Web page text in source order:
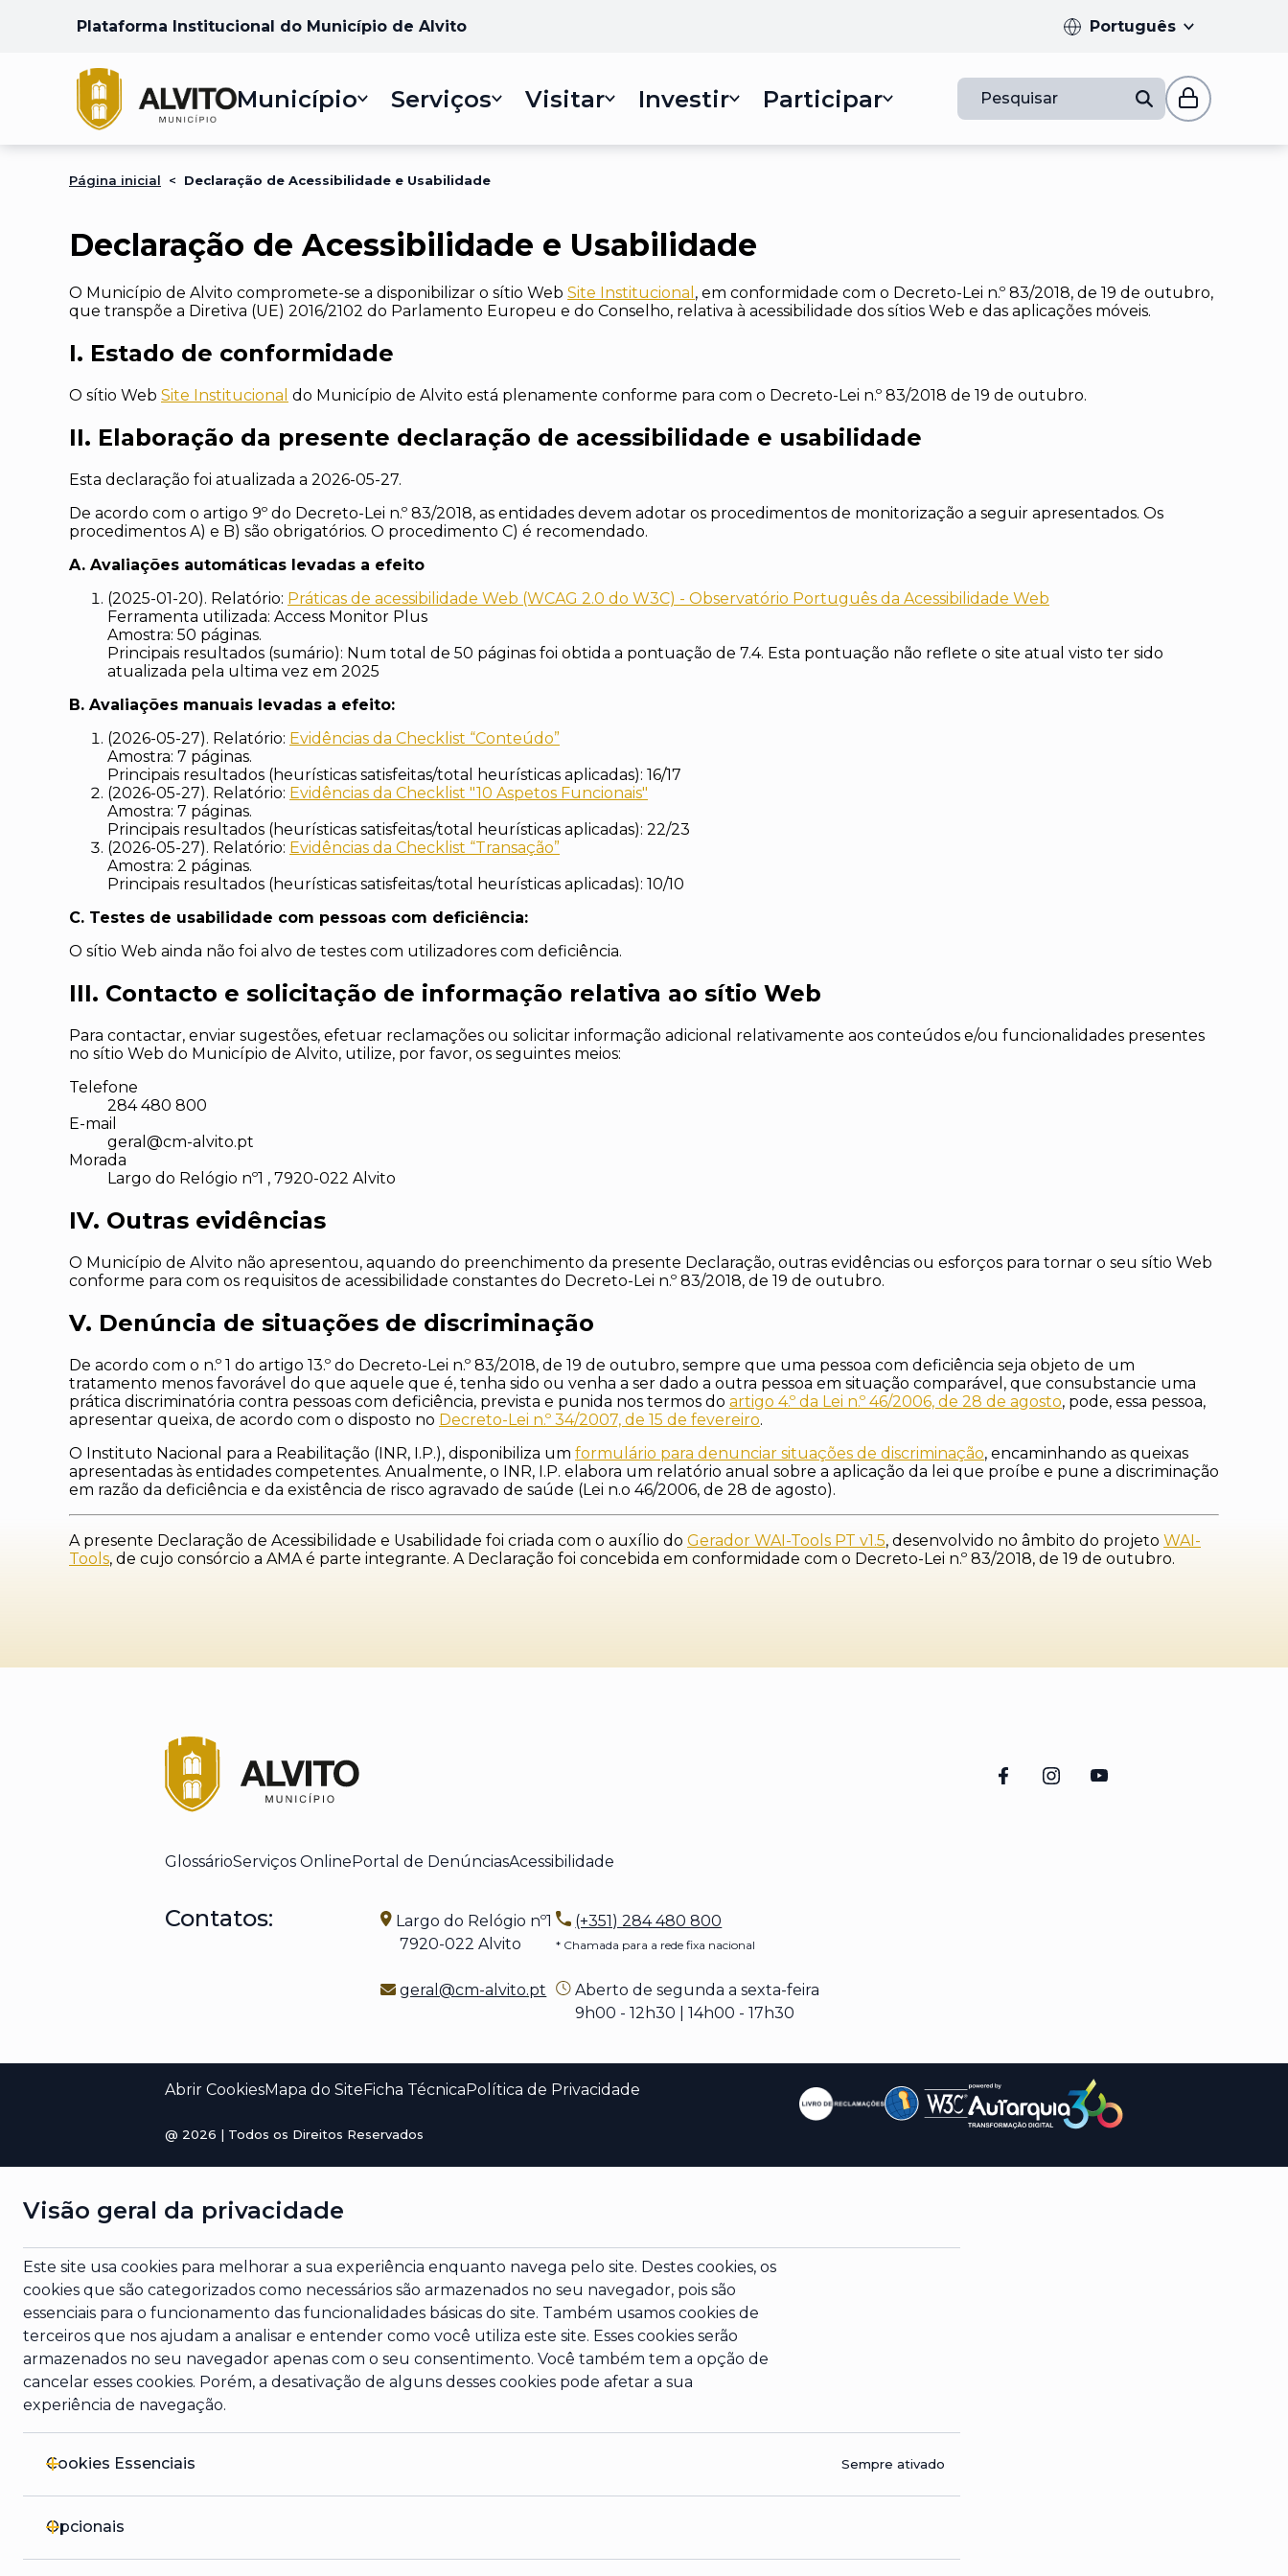
Plataforma Institucional do Município de Alvito Português
Município Serviços Visitar Investir Participar Pesquisar
Página inicial < Declaração de Acessibilidade e Usabilidade
Declaração de Acessibilidade e Usabilidade
O Município de Alvito compromete-se a disponibilizar o sítio Web Site Institucional , em conformidade com o Decreto-Lei n.º 83/2018, de 19 de outubro,
que transpõe a Diretiva (UE) 2016/2102 do Parlamento Europeu e do Conselho, relativa à acessibilidade dos sítios Web e das aplicações móveis.
I. Estado de conformidade
O sítio Web Site Institucional do Município de Alvito está plenamente conforme para com o Decreto-Lei n.º 83/2018 de 19 de outubro.
II. Elaboração da presente declaração de acessibilidade e usabilidade
Esta declaração foi atualizada a 2026-05-27.
De acordo com o artigo 9º do Decreto-Lei n.º 83/2018, as entidades devem adotar os procedimentos de monitorização a seguir apresentados. Os
procedimentos A) e B) são obrigatórios. O procedimento C) é recomendado.
A. Avaliações automáticas levadas a efeito
(2025-01-20). Relatório: Práticas de acessibilidade Web (WCAG 2.0 do W3C) - Observatório Português da Acessibilidade Web
Ferramenta utilizada: Access Monitor Plus
Amostra: 50 páginas.
Principais resultados (sumário): Num total de 50 páginas foi obtida a pontuação de 7.4. Esta pontuação não reflete o site atual visto ter sido
atualizada pela ultima vez em 2025
B. Avaliações manuais levadas a efeito:
(2026-05-27). Relatório: Evidências da Checklist “Conteúdo”
Amostra: 7 páginas.
Principais resultados (heurísticas satisfeitas/total heurísticas aplicadas): 16/17
(2026-05-27). Relatório: Evidências da Checklist "10 Aspetos Funcionais"
Amostra: 7 páginas.
Principais resultados (heurísticas satisfeitas/total heurísticas aplicadas): 22/23
(2026-05-27). Relatório: Evidências da Checklist “Transação”
Amostra: 2 páginas.
Principais resultados (heurísticas satisfeitas/total heurísticas aplicadas): 10/10
C. Testes de usabilidade com pessoas com deficiência:
O sítio Web ainda não foi alvo de testes com utilizadores com deficiência.
III. Contacto e solicitação de informação relativa ao sítio Web
Para contactar, enviar sugestões, efetuar reclamações ou solicitar informação adicional relativamente aos conteúdos e/ou funcionalidades presentes
no sítio Web do Município de Alvito, utilize, por favor, os seguintes meios:
Telefone
284 480 800
E-mail
geral@cm-alvito.pt
Morada
Largo do Relógio nº1 , 7920-022 Alvito
IV. Outras evidências
O Município de Alvito não apresentou, aquando do preenchimento da presente Declaração, outras evidências ou esforços para tornar o seu sítio Web
conforme para com os requisitos de acessibilidade constantes do Decreto-Lei n.º 83/2018, de 19 de outubro.
V. Denúncia de situações de discriminação
De acordo com o n.º 1 do artigo 13.º do Decreto-Lei n.º 83/2018, de 19 de outubro, sempre que uma pessoa com deficiência seja objeto de um
tratamento menos favorável do que aquele que é, tenha sido ou venha a ser dado a outra pessoa em situação comparável, que consubstancie uma
prática discriminatória contra pessoas com deficiência, prevista e punida nos termos do artigo 4.º da Lei n.º 46/2006, de 28 de agosto, pode, essa pessoa,
apresentar queixa, de acordo com o disposto no Decreto-Lei n.º 34/2007, de 15 de fevereiro.
O Instituto Nacional para a Reabilitação (INR, I.P.), disponibiliza um formulário para denunciar situações de discriminação, encaminhando as queixas
apresentadas às entidades competentes. Anualmente, o INR, I.P. elabora um relatório anual sobre a aplicação da lei que proíbe e pune a discriminação
em razão da deficiência e da existência de risco agravado de saúde (Lei n.o 46/2006, de 28 de agosto).
A presente Declaração de Acessibilidade e Usabilidade foi criada com o auxílio do Gerador WAI-Tools PT v1.5, desenvolvido no âmbito do projeto WAI-
Tools, de cujo consórcio a AMA é parte integrante. A Declaração foi concebida em conformidade com o Decreto-Lei n.º 83/2018, de 19 de outubro.
GlossárioServiços OnlinePortal de DenúnciasAcessibilidade
Contatos:
Largo do Relógio nº1
7920-022 Alvito
geral@cm-alvito.pt
(+351) 284 480 800
* Chamada para a rede fixa nacional
Aberto de segunda a sexta-feira
9h00 - 12h30 | 14h00 - 17h30
Abrir CookiesMapa do SiteFicha TécnicaPolítica de Privacidade
@ 2026 | Todos os Direitos Reservados
Visão geral da privacidade
Este site usa cookies para melhorar a sua experiência enquanto navega pelo site. Destes cookies, os
cookies que são categorizados como necessários são armazenados no seu navegador, pois são
essenciais para o funcionamento das funcionalidades básicas do site. Também usamos cookies de
terceiros que nos ajudam a analisar e entender como você utiliza este site. Esses cookies serão
armazenados no seu navegador apenas com o seu consentimento. Você também tem a opção de
cancelar esses cookies. Porém, a desativação de alguns desses cookies pode afetar a sua
experiência de navegação.
Cookies Essenciais Sempre ativado
Opcionais